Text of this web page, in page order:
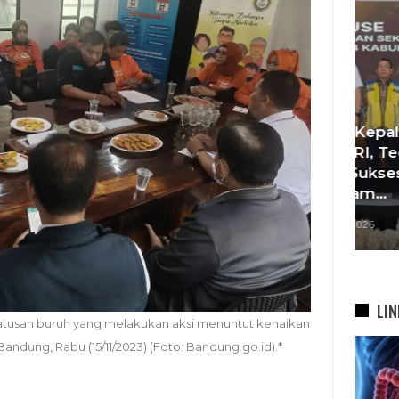
buruh yang melakukan aksi menuntut kenaikan
Rabu (15/11/2023) (Foto: Bandung.go.id).*
KDS Sambut Kepala Staf
Kepresidenan RI, Tegaskan
Komitmen Sukseskan
Program…
5 Agu 2026